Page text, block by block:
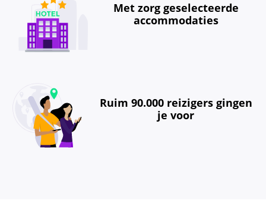
Met zorg geselecteerde
accommodaties
Ruim 90.000 reizigers gingen
je voor